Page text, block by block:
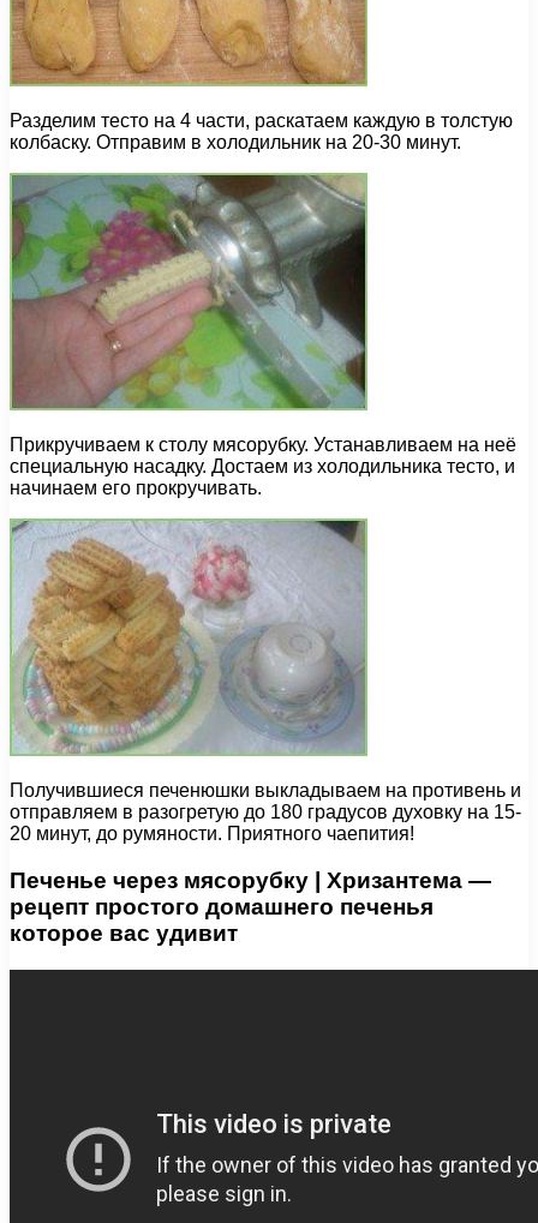
Разделим тесто на 4 части, раскатаем каждую в толстую
колбаску. Отправим в холодильник на 20-30 минут.
Прикручиваем к столу мясорубку. Устанавливаем на неё
специальную насадку. Достаем из холодильника тесто, и
начинаем его прокручивать.
Получившиеся печенюшки выкладываем на противень и
отправляем в разогретую до 180 градусов духовку на 15-
20 минут, до румяности. Приятного чаепития!
Печенье через мясорубку | Хризантема —
рецепт простого домашнего печенья
которое вас удивит